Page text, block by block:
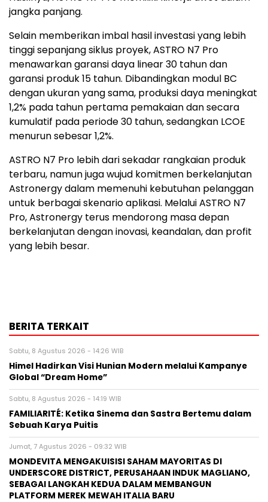
jangka panjang.
Selain memberikan imbal hasil investasi yang lebih
tinggi sepanjang siklus proyek, ASTRO N7 Pro
menawarkan garansi daya linear 30 tahun dan
garansi produk 15 tahun. Dibandingkan modul BC
dengan ukuran yang sama, produksi daya meningkat
1,2% pada tahun pertama pemakaian dan secara
kumulatif pada periode 30 tahun, sedangkan LCOE
menurun sebesar 1,2%.
ASTRO N7 Pro lebih dari sekadar rangkaian produk
terbaru, namun juga wujud komitmen berkelanjutan
Astronergy dalam memenuhi kebutuhan pelanggan
untuk berbagai skenario aplikasi. Melalui ASTRO N7
Pro, Astronergy terus mendorong masa depan
berkelanjutan dengan inovasi, keandalan, dan profit
yang lebih besar.
BERITA TERKAIT
Sabtu, 8 Agustus 2026 - 14:26 WIB
Himel Hadirkan Visi Hunian Modern melalui Kampanye
Global “Dream Home”
Sabtu, 8 Agustus 2026 - 14:19 WIB
FAMILIARITÉ: Ketika Sinema dan Sastra Bertemu dalam
Sebuah Karya Puitis
Jumat, 7 Agustus 2026 - 09:32 WIB
MONDEVITA MENGAKUISISI SAHAM MAYORITAS DI
UNDERSCORE DISTRICT, PERUSAHAAN INDUK MAGLIANO,
SEBAGAI LANGKAH KEDUA DALAM MEMBANGUN
PLATFORM MEREK MEWAH ITALIA BARU